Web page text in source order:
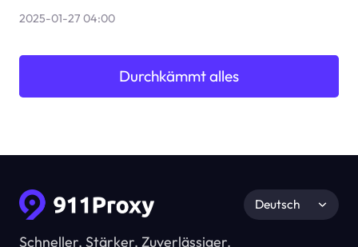
2025-01-27 04:00
Durchkämmt alles
Schneller, Stärker, Zuverlässiger.
Deutsch